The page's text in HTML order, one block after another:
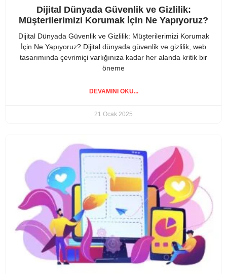
Dijital Dünyada Güvenlik ve Gizlilik:
Müşterilerimizi Korumak İçin Ne Yapıyoruz?
Dijital Dünyada Güvenlik ve Gizlilik: Müşterilerimizi Korumak
İçin Ne Yapıyoruz? Dijital dünyada güvenlik ve gizlilik, web
tasarımında çevrimiçi varlığınıza kadar her alanda kritik bir
öneme
DEVAMINI OKU...
21 Ocak 2025